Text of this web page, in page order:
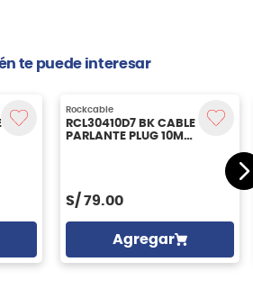
te puede interesar
Rockcable
RCL30410D7 BK CABLE
PARLANTE PLUG 10M
ROCKCABLE